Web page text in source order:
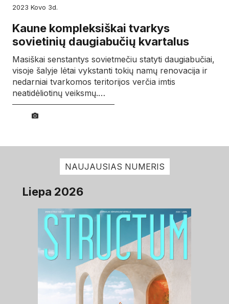
2023
kovo 3d.
Kaune kompleksiškai tvarkys
sovietinių daugiabučių kvartalus
Masiškai senstantys sovietmečiu statyti daugiabučiai,
visoje šalyje lėtai vykstanti tokių namų renovacija ir
nedarniai tvarkomos teritorijos verčia imtis
neatidėliotinų veiksmų.…
NAUJAUSIAS NUMERIS
Liepa 2026